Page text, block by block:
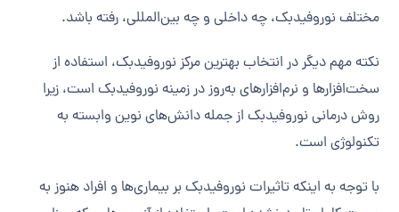
مختلف نوروفیدبک، چه داخلی و چه بین‌المللی، رفته باشد.
نکته مهم دیگر در انتخاب بهترین مرکز نوروفیدبک، استفاده از
سخت‌افزارها و نرم‌افزارهای به‌روز در زمینه نوروفیدبک است، زیرا
روش درمانی نوروفیدبک از جمله دانش‌های نوین وابسته به
تکنولوژی است.
با توجه به اینکه تاثیرات نوروفیدبک بر بیماری‌ها و افراد هنوز به